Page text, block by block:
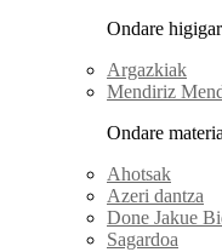
Ondare
Argazkiak
Mendiriz
Ondare
Ahotsak
Azeri dantza
Done Jakue
Sagardoa